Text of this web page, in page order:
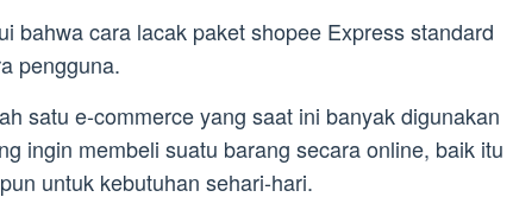
bahwa cara lacak paket shopee Express standard
pengguna.
satu e-commerce yang saat ini banyak digunakan
ingin membeli suatu barang secara online, baik itu
untuk kebutuhan sehari-hari.